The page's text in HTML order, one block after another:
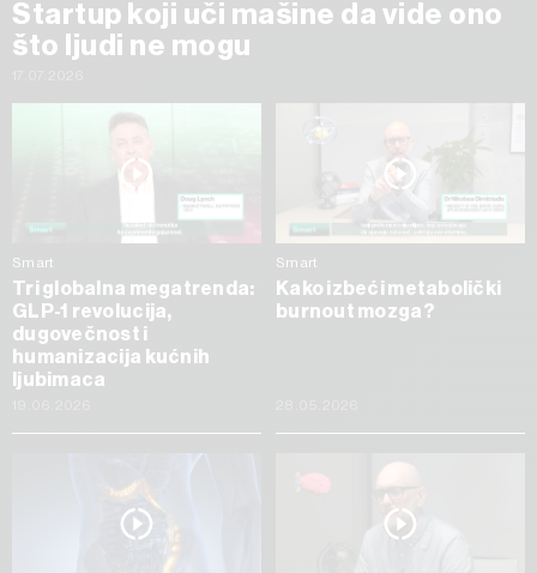
Startup koji uči mašine da vide ono
što ljudi ne mogu
Smart
Tri globalna megatrenda:
GLP-1 revolucija,
dugovečnost i
humanizacija kućnih
ljubimaca
Smart
Kako izbeći metabolički
burnout mozga?